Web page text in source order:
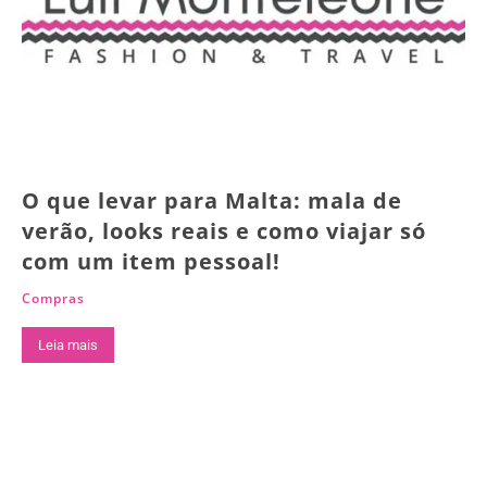
O que levar para Malta: mala de
verão, looks reais e como viajar só
com um item pessoal!
Compras
Leia mais